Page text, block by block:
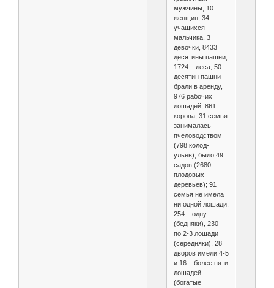
мужчины, 10
женщин, 34
учащихся
мальчика, 3
девочки, 8433
десятины пашни,
1724 – леса, 50
десятин пашни
брали в аренду,
976 рабочих
лошадей, 861
корова, 31 семья
занималась
пчеловодством
(798 колод-
ульев), было 49
садов (2680
плодовых
деревьев); 91
семья не имела
ни одной лошади,
254 – одну
(бедняки), 230 –
по 2-3 лошади
(середняки), 28
дворов имели 4-5
и 16 – более пяти
лошадей
(богатые